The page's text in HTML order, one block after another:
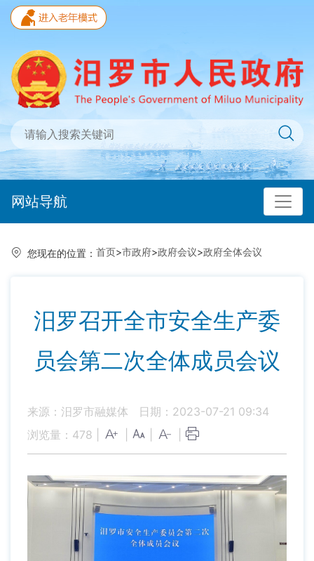
网站导航
您现在的位置： 首页>市政府>政府会议>政府全体会议
汨罗召开全市安全生产委
员会第二次全体成员会议
来源：汨罗市融媒体
日期：2023-07-21 09:34
浏览量： 478